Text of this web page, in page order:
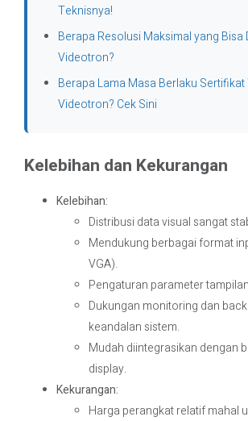
Teknisnya!
Berapa Resolusi Maksimal yang Bisa
Videotron?
Berapa Lama Masa Berlaku Sertifikat
Videotron? Cek Sini
Kelebihan dan Kekurangan
Kelebihan:
Distribusi data visual sangat
Mendukung berbagai format
VGA).
Pengaturan parameter
Dukungan monitoring dan
keandalan sistem.
Mudah diintegrasikan dengan
display.
Kekurangan:
Harga perangkat relatif mahal